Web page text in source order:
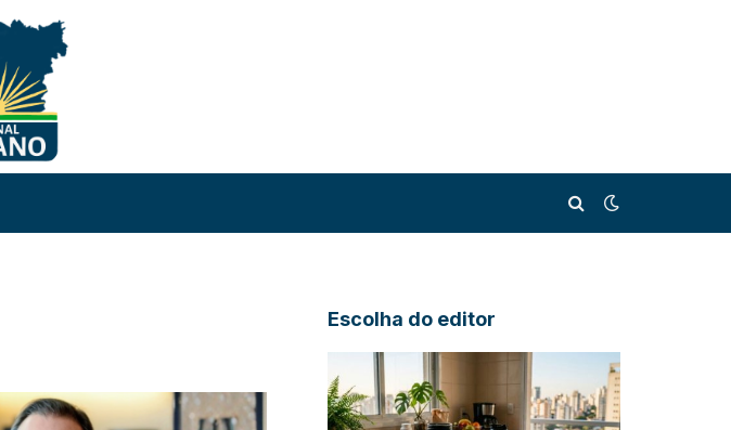
Escolha do editor